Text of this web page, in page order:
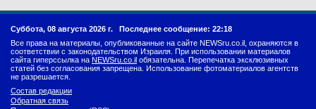
Суббота, 08 августа 2026 г. Последнее сообщение: 22:18
Все права на материалы, опубликованные на сайте NEWSru.co.il, охраняются в
соответствии с законодательством Израиля. При использовании материалов
сайта гиперссылка на NEWSru.co.il обязательна. Перепечатка эксклюзивных
статей без согласования запрещена. Использование фотоматериалов агентств
не разрешается.
Состав редакции
Обратная связь